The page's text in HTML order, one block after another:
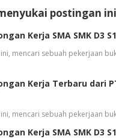
postingan ini
Kerja SMA SMK D3
mencari sebuah pekerjaan
Kerja Terbaru dari
mencari sebuah pekerjaan
Kerja SMA SMK D3